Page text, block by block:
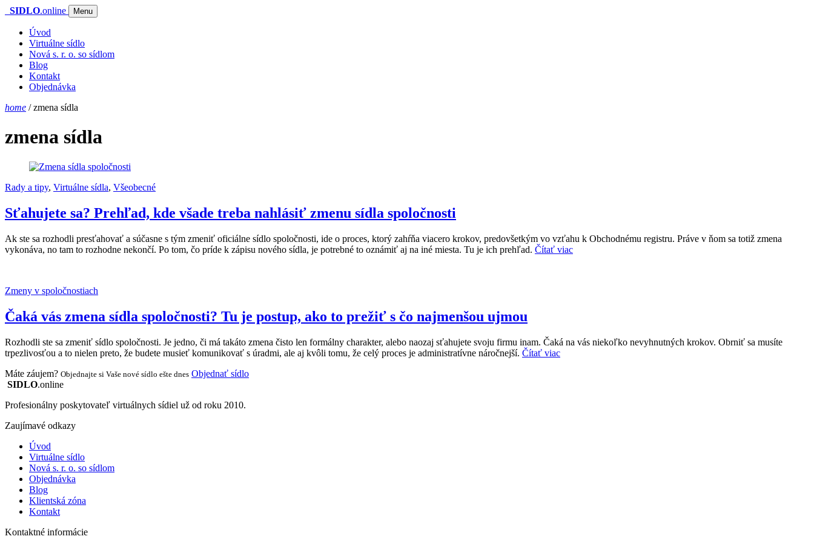
SIDLO.online Menu
Úvod
Virtuálne sídlo
Nová s. r. o. so sídlom
Blog
Kontakt
Objednávka
home /zmena sídla
zmena sídla
Rady a tipy, Virtuálne sídla, Všeobecné
Sťahujete sa? Prehľad, kde všade treba nahlásiť zmenu sídla spoločnosti
Ak ste sa rozhodli presťahovať a súčasne s tým zmeniť oficiálne sídlo spoločnosti, ide o proces, ktorý zahŕňa viacero krokov, predovšetkým vo vzťahu k Obchodnému registru. Práve v ňom sa totiž zmena
vykonáva, no tam to rozhodne nekončí. Po tom, čo príde k zápisu nového sídla, je potrebné to oznámiť aj na iné miesta. Tu je ich prehľad. Čítať viac
Zmeny v spoločnostiach
Čaká vás zmena sídla spoločnosti? Tu je postup, ako to prežiť s čo najmenšou ujmou
Rozhodli ste sa zmeniť sídlo spoločnosti. Je jedno, či má takáto zmena čisto len formálny charakter, alebo naozaj sťahujete svoju firmu inam. Čaká na vás niekoľko nevyhnutných krokov. Obrniť sa musíte
trpezlivosťou a to nielen preto, že budete musieť komunikovať s úradmi, ale aj kvôli tomu, že celý proces je administratívne náročnejší. Čítať viac
Máte záujem? Objednajte si Vaše nové sídlo ešte dnes Objednať sídlo
SIDLO.online
Profesionálny poskytovateľ virtuálnych sídiel už od roku 2010.
Zaujímavé odkazy
Úvod
Virtuálne sídlo
Nová s. r. o. so sídlom
Objednávka
Blog
Klientská zóna
Kontakt
Kontaktné informácie